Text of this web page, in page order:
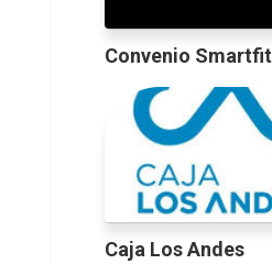
Convenio Smartfit
Caja Los Andes